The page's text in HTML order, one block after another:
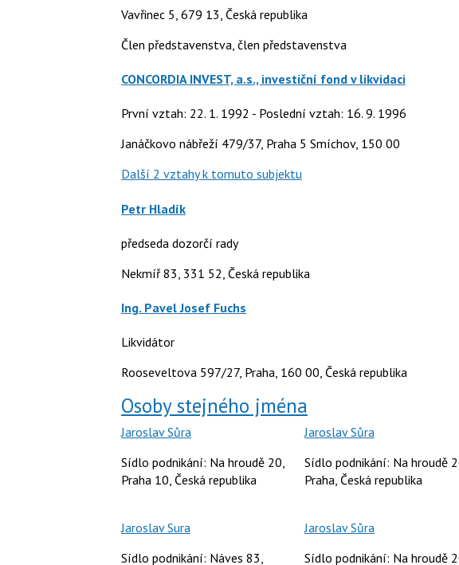
Vavřinec 5, 679 13, Česká republika
Člen představenstva, člen představenstva
CONCORDIA INVEST, a.s., investiční fond v likvidaci
První vztah: 22. 1. 1992 - Poslední vztah: 16. 9. 1996
Janáčkovo nábřeží 479/37, Praha 5 Smíchov, 150 00
Další 2 vztahy k tomuto subjektu
Petr Hladík
předseda dozorčí rady
Nekmíř 83, 331 52, Česká republika
Ing. Pavel Josef Fuchs
Likvidátor
Rooseveltova 597/27, Praha, 160 00, Česká republika
Osoby stejného jména
Jaroslav Sůra
Sídlo podnikání: Na hroudě 20,
Praha 10, Česká republika
Jaroslav Sůra
Sídlo podnikání: Na hroudě
Praha, Česká republika
Jaroslav Sura
Sídlo podnikání: Náves 83,
Jaroslav Sůra
Sídlo podnikání: Na hroudě